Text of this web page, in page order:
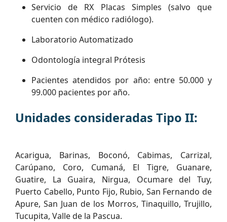
Servicio de RX Placas Simples (salvo que
cuenten con médico radiólogo).
Laboratorio Automatizado
Odontología integral Prótesis
Pacientes atendidos por año: entre 50.000 y
99.000 pacientes por año.
Unidades consideradas Tipo II:
Acarigua, Barinas, Boconó, Cabimas, Carrizal,
Carúpano, Coro, Cumaná, El Tigre, Guanare,
Guatire, La Guaira, Nirgua, Ocumare del Tuy,
Puerto Cabello, Punto Fijo, Rubio, San Fernando de
Apure, San Juan de los Morros, Tinaquillo, Trujillo,
Tucupita, Valle de la Pascua.